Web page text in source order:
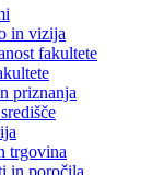
in vizija
fakultete
priznanja
trgovina
in poročila